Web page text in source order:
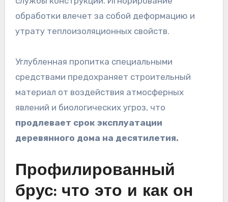
обработки влечет за собой деформацию и
утрату теплоизоляционных свойств.
Углубленная пропитка специальными
средствами предохраняет строительный
материал от воздействия атмосферных
явлений и биологических угроз, что
продлевает срок эксплуатации
деревянного дома на десятилетия.
Профилированный
брус: что это и как он